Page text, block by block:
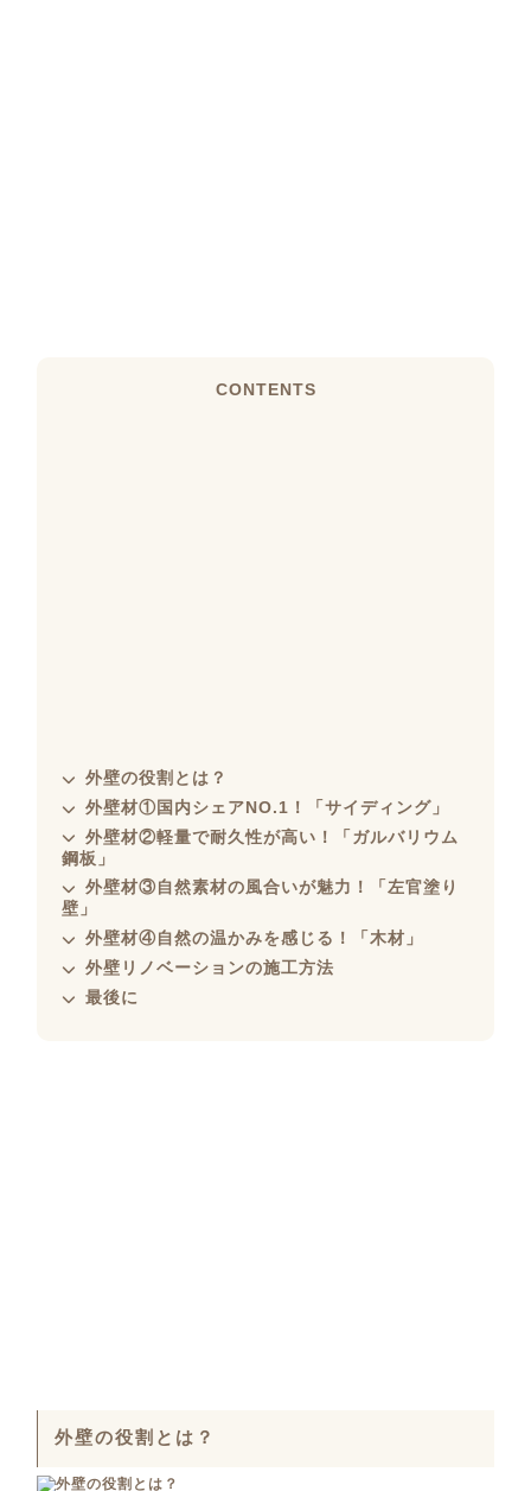
CONTENTS
外壁の役割とは？
外壁材①国内シェアNO.1！「サイディング」
外壁材②軽量で耐久性が高い！「ガルバリウム
鋼板」
外壁材③自然素材の風合いが魅力！「左官塗り
壁」
外壁材④自然の温かみを感じる！「木材」
外壁リノベーションの施工方法
最後に
外壁の役割とは？